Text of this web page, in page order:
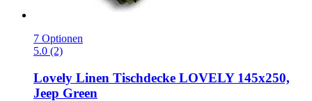
7 Optionen
5.0 (2)
Lovely Linen Tischdecke LOVELY 145x250,
Jeep Green